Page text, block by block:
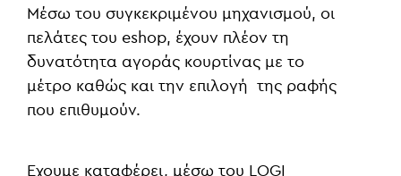
Μέσω του συγκεκριμένου μηχανισμού, οι
πελάτες του eshop, έχουν πλέον τη
δυνατότητα αγοράς κουρτίνας με το
μέτρο καθώς και την επιλογή της ραφής
που επιθυμούν.
Έχουμε καταφέρει, μέσω του LOGI